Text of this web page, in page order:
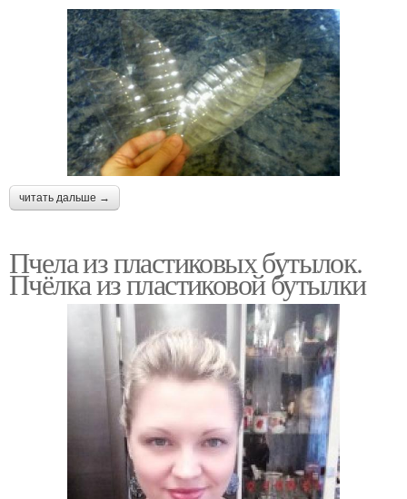
читать дальше →
Пчела из пластиковых бутылок.
Пчёлка из пластиковой бутылки